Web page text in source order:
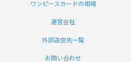
ワンピースカードの相場
運営会社
外部送信先一覧
お問い合わせ